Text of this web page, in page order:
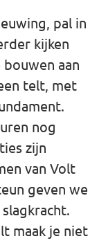
pal in
kijken
aan
telt, met
nog
zijn
van Volt
geven we
maak je niet